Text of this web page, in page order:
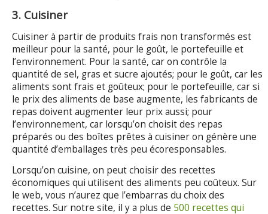
3. Cuisiner
Cuisiner à partir de produits frais non transformés est
meilleur pour la santé, pour le goût, le portefeuille et
l’environnement. Pour la santé, car on contrôle la
quantité de sel, gras et sucre ajoutés; pour le goût, car les
aliments sont frais et goûteux; pour le portefeuille, car si
le prix des aliments de base augmente, les fabricants de
repas doivent augmenter leur prix aussi; pour
l’environnement, car lorsqu’on choisit des repas
préparés ou des boîtes prêtes à cuisiner on génère une
quantité d’emballages très peu écoresponsables.
Lorsqu’on cuisine, on peut choisir des recettes
économiques qui utilisent des aliments peu coûteux. Sur
le web, vous n’aurez que l’embarras du choix des
recettes. Sur notre site, il y a plus de 500 recettes qui